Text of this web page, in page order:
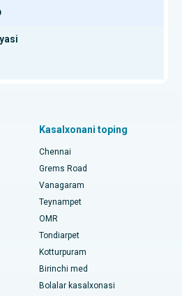
jarrohni toping
saraton markazi
eng yaxshi ayollar
shahridagi eng yaxshi shifoxona
eng yaxshi kasalxona
eng yaxshi yurak markazi
kasalxona, Haydarobod
eng yaxshi shifoxona
tizzalarini almashtirish
Kasalxonani toping
Chennai
Grems Road
Vanagaram
Teynampet
OMR
Tondiarpet
Kotturpuram
Birinchi med
Bolalar kasalxonasi